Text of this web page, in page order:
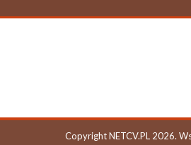
Copyright NETCV.PL 2026.